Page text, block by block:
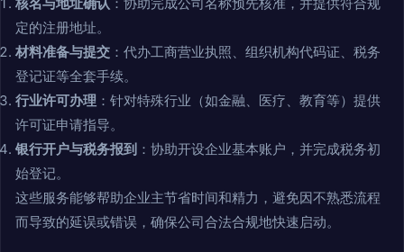
定的注册地址。
材料准备与提交 ：代办工商营业执照、组织机构代码证、税务
登记证等全套手续。
行业许可办理 ：针对特殊行业（如金融、医疗、教育等）提供
许可证申请指导。
银行开户与税务报到 ：协助开设企业基本账户，并完成税务初
始登记。
这些服务能够帮助企业主节省时间和精力，避免因不熟悉流程
而导致的延误或错误，确保公司合法合规地快速启动。